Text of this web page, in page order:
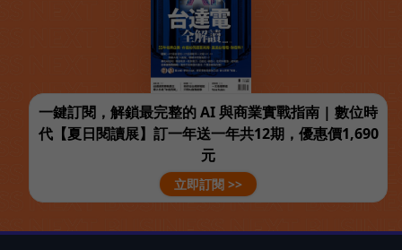
一鍵訂閱，解鎖最完整的 AI 與商業實戰指南 | 數位時
代【夏日閱讀展】訂一年送一年共12期，優惠價1,690
元
立即訂閱 >>